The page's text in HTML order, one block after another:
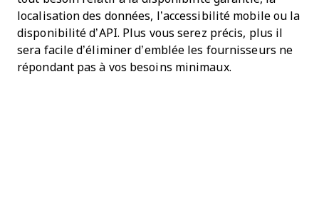
localisation des données, l’accessibilité mobile ou la
disponibilité d’API. Plus vous serez précis, plus il
sera facile d’éliminer d’emblée les fournisseurs ne
répondant pas à vos besoins minimaux.